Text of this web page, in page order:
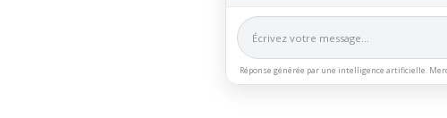
Réponse générée par une intelligence artificielle.